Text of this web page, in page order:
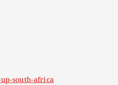
south-africa